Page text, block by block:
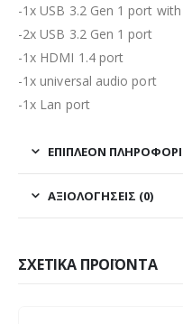
-1x USB 3.2 Gen 1 port
-2x USB 3.2 Gen 1 port
-1x HDMI 1.4 port
-1x universal audio port
-1x Lan port
ΕΠΙΠΛΈΟΝ
ΑΞΙΟΛΟΓΉΣΕΙΣ (0)
ΣΧΕΤΙΚΆ ΠΡΟΪΌΝΤΑ